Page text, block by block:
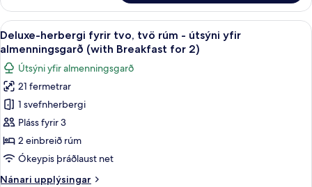
herbergi
með
tvíbreiðu
rúmi
Breakfast
for
2)
Skoða
allar
myndir
fyrir
Deluxe-
herbergi
fyrir
tvo,
tvö
9
Deluxe-herbergi fyrir tvo, tvö rúm - útsýni yfir
almenningsgarð (with Breakfast for 2)
Útsýni yfir almenningsgarð
21 fermetrar
1 svefnherbergi
Pláss fyrir 3
2 einbreið rúm
Ókeypis þráðlaust net
Nánari upplýsingar
Nánari